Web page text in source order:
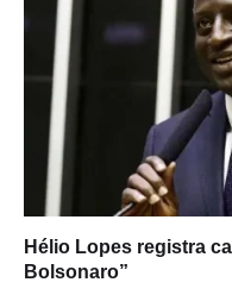
Hélio Lopes registra
Bolsonaro”